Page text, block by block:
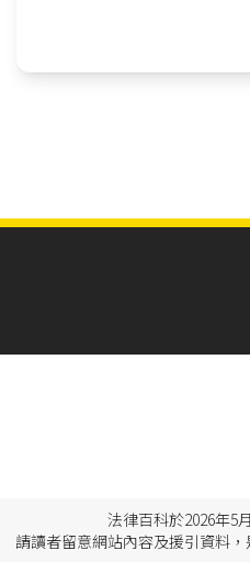
法律百科於2026年5
請讀者留意網站內容及援引資料